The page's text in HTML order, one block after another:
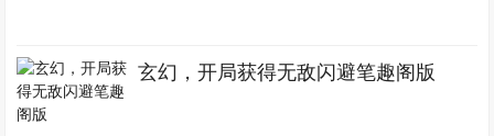
玄幻，开局获得无敌闪避笔趣阁版